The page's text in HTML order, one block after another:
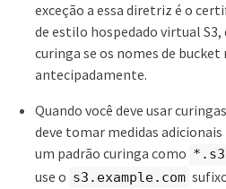
exceção a essa diretriz é o
de estilo hospedado virtual S3,
curinga se os nomes de
antecipadamente.
Quando você deve usar
deve tomar medidas adicionais
um padrão curinga como
use o s3.example.com